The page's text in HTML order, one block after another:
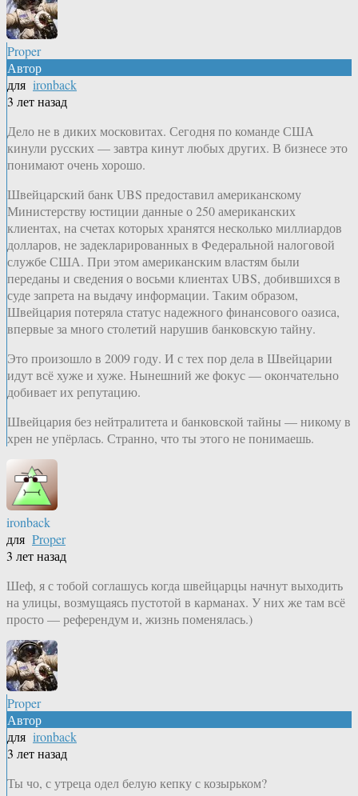
Proper
Автор
для ironback
3 лет назад
Дело не в диких московитах. Сегодня по команде США
кинули русских — завтра кинут любых других. В бизнесе это
понимают очень хорошо.
Швейцарский банк UBS предоставил американскому
Министерству юстиции данные о 250 американских
клиентах, на счетах которых хранятся несколько миллиардов
долларов, не задекларированных в Федеральной налоговой
службе США. При этом американским властям были
переданы и сведения о восьми клиентах UBS, добившихся в
суде запрета на выдачу информации. Таким образом,
Швейцария потеряла статус надежного финансового оазиса,
впервые за много столетий нарушив банковскую тайну.
Это произошло в 2009 году. И с тех пор дела в Швейцарии
идут всё хуже и хуже. Нынешний же фокус — окончательно
добивает их репутацию.
Швейцария без нейтралитета и банковской тайны — никому в
хрен не упёрлась. Странно, что ты этого не понимаешь.
ironback
для Proper
3 лет назад
Шеф, я с тобой соглашусь когда швейцарцы начнут выходить
на улицы, возмущаясь пустотой в карманах. У них же там всё
просто — референдум и, жизнь поменялась.)
Proper
Автор
для ironback
3 лет назад
Ты чо, с утреца одел белую кепку с козырьком?